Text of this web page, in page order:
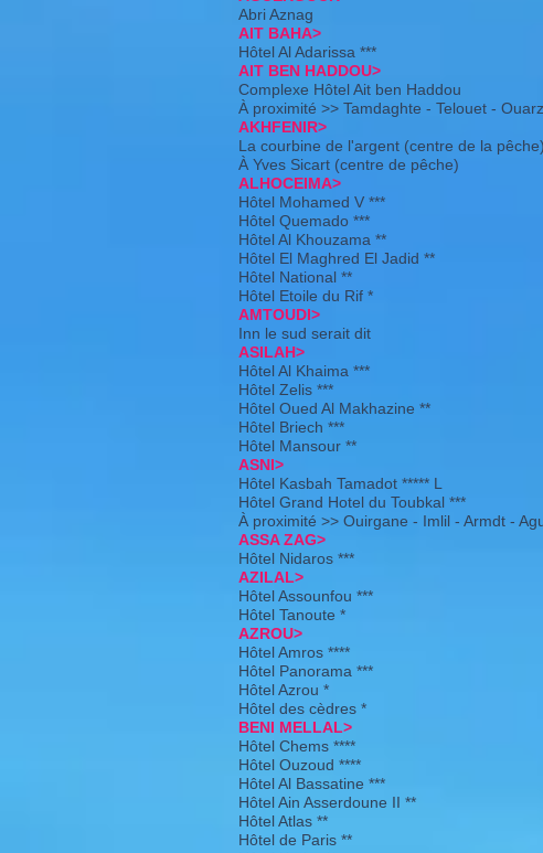
Abri Aznag
AIT BAHA>
Hôtel Al Adarissa ***
AIT BEN HADDOU>
Complexe Hôtel Ait ben Haddou
À proximité >> Tamdaghte - Telouet -
AKHFENIR>
La courbine de l'argent (centre de la pêche)
À Yves Sicart (centre de pêche)
ALHOCEIMA>
Hôtel Mohamed V ***
Hôtel Quemado ***
Hôtel Al Khouzama **
Hôtel El Maghred El Jadid **
Hôtel National **
Hôtel Etoile du Rif *
AMTOUDI>
Inn le sud serait dit
ASILAH>
Hôtel Al Khaima ***
Hôtel Zelis ***
Hôtel Oued Al Makhazine **
Hôtel Briech ***
Hôtel Mansour **
ASNI>
Hôtel Kasbah Tamadot ***** L
Hôtel Grand Hotel du Toubkal ***
À proximité >> Ouirgane - Imlil - Armdt -
ASSA ZAG>
Hôtel Nidaros ***
AZILAL>
Hôtel Assounfou ***
Hôtel Tanoute *
AZROU>
Hôtel Amros ****
Hôtel Panorama ***
Hôtel Azrou *
Hôtel des cèdres *
BENI MELLAL>
Hôtel Chems ****
Hôtel Ouzoud ****
Hôtel Al Bassatine ***
Hôtel Ain Asserdoune II **
Hôtel Atlas **
Hôtel de Paris **